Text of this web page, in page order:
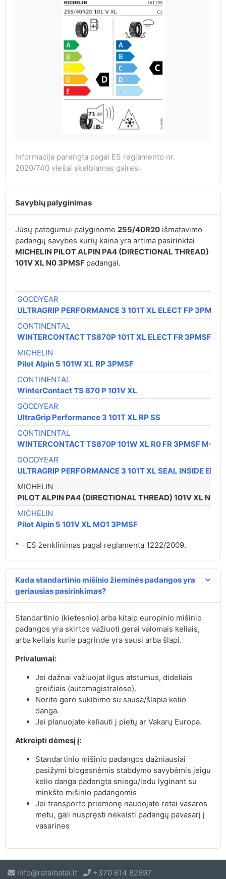
Informacija parengta pagal ES reglamento nr.
2020/740 viešai skelbiamas gaires.
Savybių palyginimas
Jūsų patogumui palyginome 255/40R20išmatavimo
padangų savybes kurių kaina yra artima pasirinktai
MICHELIN PILOT ALPIN PA4 (DIRECTIONAL THREAD)
101V XL N0 3PMSF padangai.
GOODYEAR
ULTRAGRIP PERFORMANCE 3 101T XL ELECT FP 3PMSF
CONTINENTAL
WINTERCONTACT TS870P 101T XL ELECT FR 3PMSF
MICHELIN
Pilot Alpin 5 101W XL RP 3PMSF
CONTINENTAL
WinterContact TS 870 P 101V XL
GOODYEAR
UltraGrip Performance 3 101T XL RP SS
CONTINENTAL
WINTERCONTACT TS870P 101W XL R0 FR 3PMSF M+S
GOODYEAR
ULTRAGRIP PERFORMANCE 3 101T XL SEAL INSIDE
MICHELIN
PILOT ALPIN PA4 (DIRECTIONAL THREAD) 101V XL N0
MICHELIN
Pilot Alpin 5 101V XL MO1 3PMSF
* - ES ženklinimas pagal reglamentą 1222/2009.
Kada standartinio mišinio žieminės padangos yra
geriausias pasirinkimas?
Standartinio (kietesnio) arba kitaip europinio mišinio
padangos yra skirtos važiuoti gerai valomais keliais,
arba keliais kurie pagrinde yra sausi arba šlapi.
Privalumai:
Jei dažnai važiuojat ilgus atstumus, dideliais
greičiais (automagistralėse).
Norite gero sukibimo su sausa/šlapia kelio
danga.
Jei planuojate keliauti į pietų ar Vakarų Europa.
Atkreipti dėmesį į:
Standartinio mišinio padangos dažniausiai
pasižymi blogesnėmis stabdymo savybėmis jeigu
kelio danga padengta sniegu/ledu lyginant su
minkšto mišinio padangomis
Jei transporto priemonę naudojate retai vasaros
metu, gali nuspręsti nekeisti padangų pavasarį į
vasarines
info@rataibatai.lt +370 614 82697